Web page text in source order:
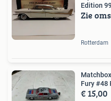
Edition
Zie
Rotterdam
Fury #48
€ 15,00